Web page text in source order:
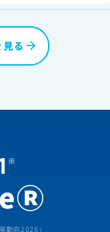
る
動向2026 」